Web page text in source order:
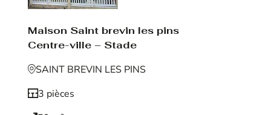
Maison Saint brevin les pins
Centre-ville – Stade
SAINT BREVIN LES PINS
3 pièces